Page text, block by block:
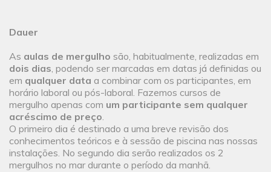
Dauer
As aulas de mergulho são, habitualmente, realizadas em
dois dias, podendo ser marcadas em datas já definidas ou
em qualquer data a combinar com os participantes, em
horário laboral ou pós-laboral. Fazemos cursos de
mergulho apenas com um participante sem qualquer
acréscimo de preço.
O primeiro dia é destinado a uma breve revisão dos
conhecimentos teóricos e à sessão de piscina nas nossas
instalações. No segundo dia serão realizados os 2
mergulhos no mar durante o período da manhã.